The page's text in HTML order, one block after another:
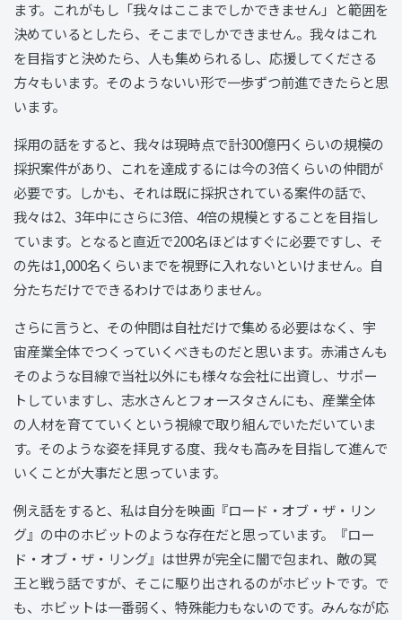
ます。これがもし「我々はここまでしかできません」と範囲を
決めているとしたら、そこまでしかできません。我々はこれ
を目指すと決めたら、人も集められるし、応援してくださる
方々もいます。そのようないい形で一歩ずつ前進できたらと思
います。
採用の話をすると、我々は現時点で計300億円くらいの規模の
採択案件があり、これを達成するには今の3倍くらいの仲間が
必要です。しかも、それは既に採択されている案件の話で、
我々は2、3年中にさらに3倍、4倍の規模とすることを目指し
ています。となると直近で200名ほどはすぐに必要ですし、そ
の先は1,000名くらいまでを視野に入れないといけません。自
分たちだけでできるわけではありません。
さらに言うと、その仲間は自社だけで集める必要はなく、宇
宙産業全体でつくっていくべきものだと思います。赤浦さんも
そのような目線で当社以外にも様々な会社に出資し、サポー
トしていますし、志水さんとフォースタさんにも、産業全体
の人材を育てていくという視線で取り組んでいただいていま
す。そのような姿を拝見する度、我々も高みを目指して進んで
いくことが大事だと思っています。
例え話をすると、私は自分を映画『ロード・オブ・ザ・リン
グ』の中のホビットのような存在だと思っています。『ロー
ド・オブ・ザ・リング』は世界が完全に闇で包まれ、敵の冥
王と戦う話ですが、そこに駆り出されるのがホビットです。で
も、ホビットは一番弱く、特殊能力もないのです。みんなが応